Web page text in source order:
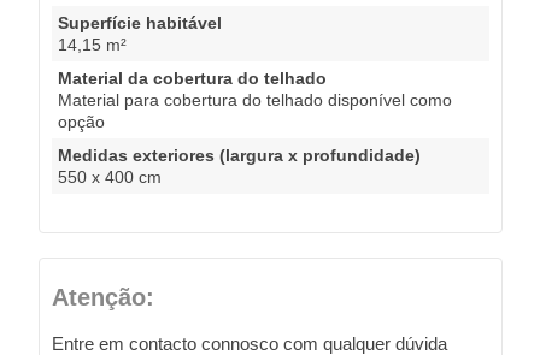
Superfície habitável
14,15 m²
Material da cobertura do telhado
Material para cobertura do telhado disponível como
opção
Medidas exteriores (largura x profundidade)
550 x 400 cm
Atenção:
Entre em contacto connosco com qualquer dúvida